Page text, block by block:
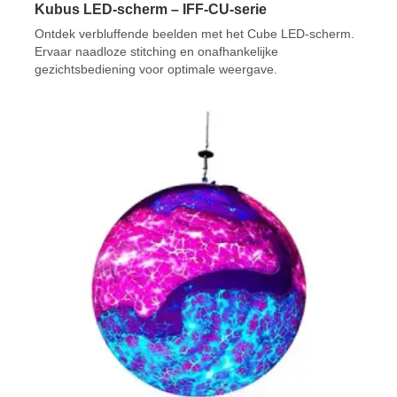
Kubus LED-scherm – IFF-CU-serie
Ontdek verbluffende beelden met het Cube LED-scherm.
Ervaar naadloze stitching en onafhankelijke
gezichtsbediening voor optimale weergave.